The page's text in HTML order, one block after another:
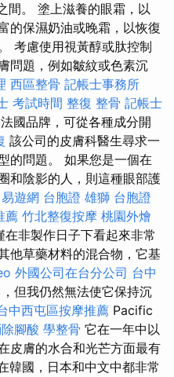
間。 塗上滋養的眼霜，以
的保濕奶油或晚霜，以恢復
考慮使用視黃醇或肽控制
問題，例如皺紋或色素沉
西區整骨 記帳士事務所
考試時間 整復 整骨 記帳士
國品牌，可從各種成分開
該公司的皮膚科醫生尋求一
的問題。 如果您是一個在
和陰影的人，則這種眼部護
易遊網 台胞證 雄獅 台胞證
薦 竹北整復按摩 桃園外燴
在非製作日子下看起來非常
他草藥材料的混合物，它基
外國公司在台分公司 台中
但我仍然無法使它保持沉
中西屯區按摩推薦 Pacific
腳酸 學整骨 它在一年中以
皮膚的水合和光芒方面最有
韓國，日本和中文中都非常